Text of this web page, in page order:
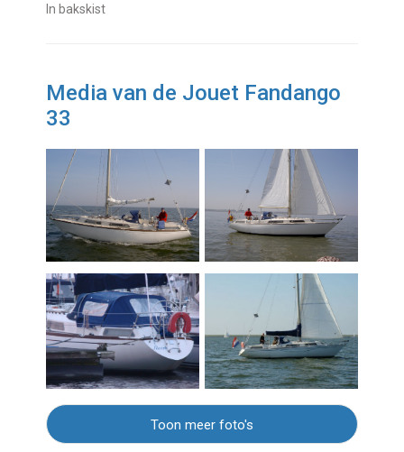
In bakskist
Media van de Jouet Fandango
33
Toon meer foto's